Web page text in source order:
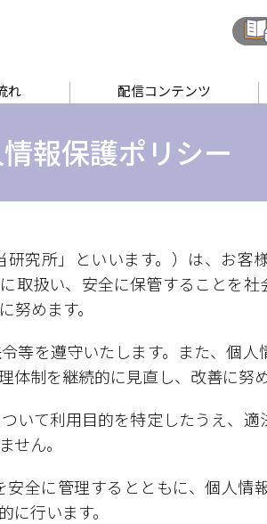
れ 配信コンテンツ
報保護ポリシー
究所」といいます。）は、お客
取扱い、安全に保管することを
めます。
等を遵守いたします。また、個
制を継続的に見直し、改善に努め
いて利用目的を特定したうえ、
せん。
全に管理するとともに、個人情
行います。